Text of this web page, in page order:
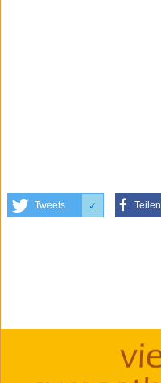
Tweets ✓ Teilen